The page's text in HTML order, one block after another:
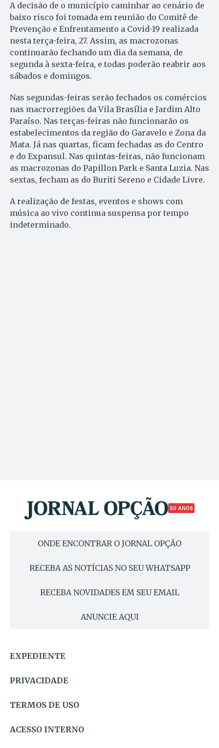
A decisão de o município caminhar ao cenário de
baixo risco foi tomada em reunião do Comitê de
Prevenção e Enfrentamento a Covid-19 realizada
nesta terça-feira, 27. Assim, as macrozonas
continuarão fechando um dia da semana, de
segunda à sexta-feira, e todas poderão reabrir aos
sábados e domingos.
Nas segundas-feiras serão fechados os comércios
nas macrorregiões da Vila Brasília e Jardim Alto
Paraíso. Nas terças-feiras não funcionarão os
estabelecimentos da região do Garavelo e Zona da
Mata. Já nas quartas, ficam fechadas as do Centro
e do Expansul. Nas quintas-feiras, não funcionam
as macrozonas do Papillon Park e Santa Luzia. Nas
sextas, fecham as do Buriti Sereno e Cidade Livre.
A realização de festas, eventos e shows com
música ao vivo continua suspensa por tempo
indeterminado.
50 ANOS
ONDE ENCONTRAR O JORNAL OPÇÃO
RECEBA AS NOTÍCIAS NO SEU WHATSAPP
RECEBA NOVIDADES EM SEU EMAIL
ANUNCIE AQUI
EXPEDIENTE
PRIVACIDADE
TERMOS DE USO
ACESSO INTERNO